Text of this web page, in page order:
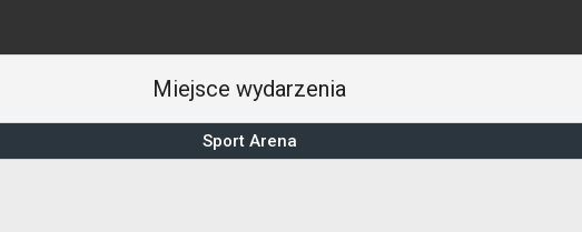
Miejsce wydarzenia
Sport Arena